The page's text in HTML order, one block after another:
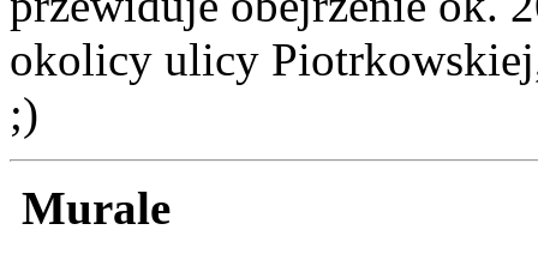
okolicy ulicy
;)
Murale